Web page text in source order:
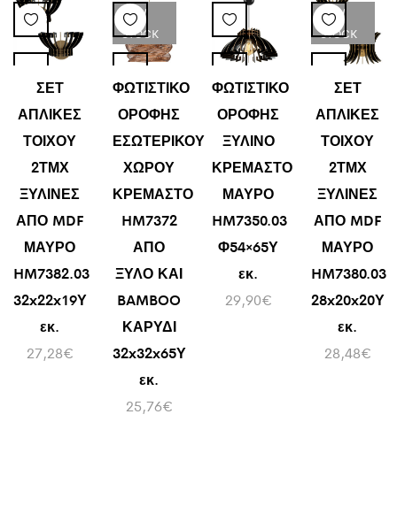
ΣΕΤ
ΑΠΛΙΚΕΣ
ΤΟΙΧΟΥ
2ΤΜΧ
ΞΥΛΙΝΕΣ
ΑΠΟ MDF
ΜΑΥΡΟ
HM7382.03
32x22x19Υ
εκ.
27,28€
LOW
STOCK
ΦΩΤΙΣΤΙΚΟ
ΟΡΟΦΗΣ
ΕΣΩΤΕΡΙΚΟΥ
ΧΩΡΟΥ
ΚΡΕΜΑΣΤΟ
HM7372
ΑΠΟ
ΞΥΛΟ ΚΑΙ
BAMBOO
ΚΑΡΥΔΙ
32x32x65Υ
εκ.
25,76€
ΦΩΤΙΣΤΙΚΟ
ΟΡΟΦΗΣ
ΞΥΛΙΝΟ
ΚΡΕΜΑΣΤΟ
ΜΑΥΡΟ
HM7350.03
Φ54×65Υ
εκ.
29,90€
LOW
STOCK
ΣΕΤ
ΑΠΛΙΚΕΣ
ΤΟΙΧΟΥ
2ΤΜΧ
ΞΥΛΙΝΕΣ
ΑΠΟ MDF
ΜΑΥΡΟ
HM7380.03
28x20x20Υ
εκ.
28,48€